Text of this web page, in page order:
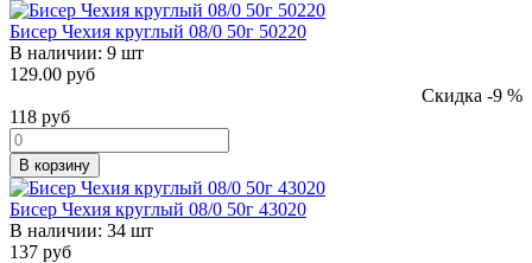
Бисер Чехия круглый 08/0 50г 50220
В наличии: 9 шт
129.00 руб
Скидка -9 %
118 руб
В корзину
Бисер Чехия круглый 08/0 50г 43020
В наличии: 34 шт
137 руб